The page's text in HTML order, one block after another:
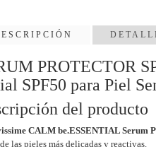
PROTECTOR
SPF50 para Piel
del producto
CALM be.ESSENTIAL Serum
las pieles más delicadas y reactivas.